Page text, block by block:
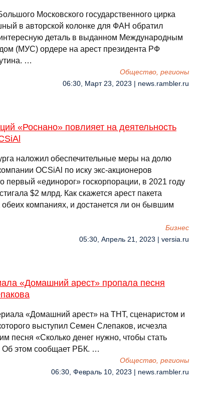
Московского государственного цирка
в авторской колонке для ФАН обратил
деталь в выданном Международным
(МУС) ордере на арест президента РФ
…
Общество, регионы
06:30, Март 23, 2023 | news.rambler.ru
«Роснано» повлияет на деятельность
наложил обеспечительные меры на долю
OCSiAl по иску экс-акционеров
«единорог» госкорпорации, в 2021 году
$2 млрд. Как скажется арест пакета
компаниях, и достанется ли он бывшим
Бизнес
05:30, Апрель 21, 2023 | versia.ru
«Домашний арест» пропала песня
«Домашний арест» на ТНТ, сценаристом и
выступил Семен Слепаков, исчезла
песня «Сколько денег нужно, чтобы стать
Об этом сообщает РБК. …
Общество, регионы
06:30, Февраль 10, 2023 | news.rambler.ru